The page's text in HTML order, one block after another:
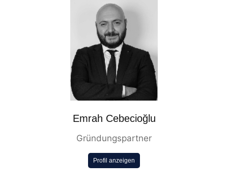
Emrah Cebecioğlu
Gründungspartner
Profil anzeigen